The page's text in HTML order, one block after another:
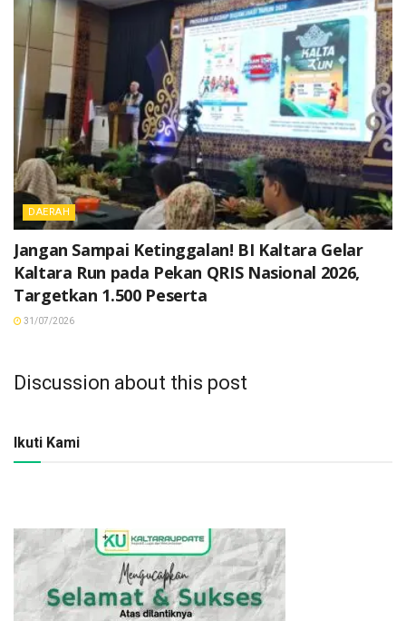
DAERAH
Jangan Sampai Ketinggalan! BI Kaltara Gelar
Kaltara Run pada Pekan QRIS Nasional 2026,
Targetkan 1.500 Peserta
31/07/2026
Discussion about this post
Ikuti Kami